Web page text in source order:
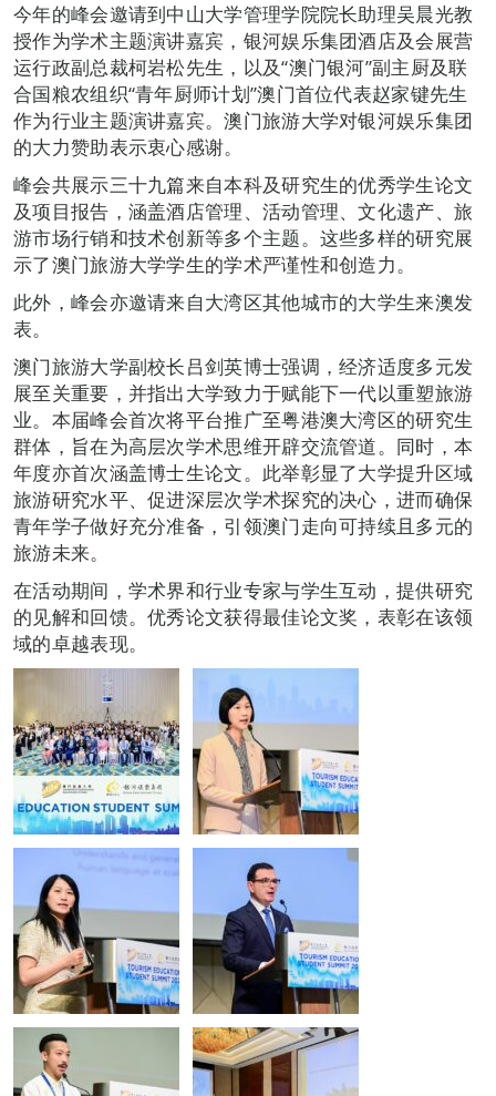
今年的峰会邀请到中山大学管理学院院长助理吴晨光教
授作为学术主题演讲嘉宾，银河娱乐集团酒店及会展营
运行政副总裁柯岩松先生，以及“澳门银河”副主厨及联
合国粮农组织“青年厨师计划”澳门首位代表赵家键先生
作为行业主题演讲嘉宾。澳门旅游大学对银河娱乐集团
的大力赞助表示衷心感谢。
峰会共展示三十九篇来自本科及研究生的优秀学生论文
及项目报告，涵盖酒店管理、活动管理、文化遗产、旅
游市场行销和技术创新等多个主题。这些多样的研究展
示了澳门旅游大学学生的学术严谨性和创造力。
此外，峰会亦邀请来自大湾区其他城市的大学生来澳发
表。
澳门旅游大学副校长吕剑英博士强调，经济适度多元发
展至关重要，并指出大学致力于赋能下一代以重塑旅游
业。本届峰会首次将平台推广至粤港澳大湾区的研究生
群体，旨在为高层次学术思维开辟交流管道。同时，本
年度亦首次涵盖博士生论文。此举彰显了大学提升区域
旅游研究水平、促进深层次学术探究的决心，进而确保
青年学子做好充分准备，引领澳门走向可持续且多元的
旅游未来。
在活动期间，学术界和行业专家与学生互动，提供研究
的见解和回馈。优秀论文获得最佳论文奖，表彰在该领
域的卓越表现。